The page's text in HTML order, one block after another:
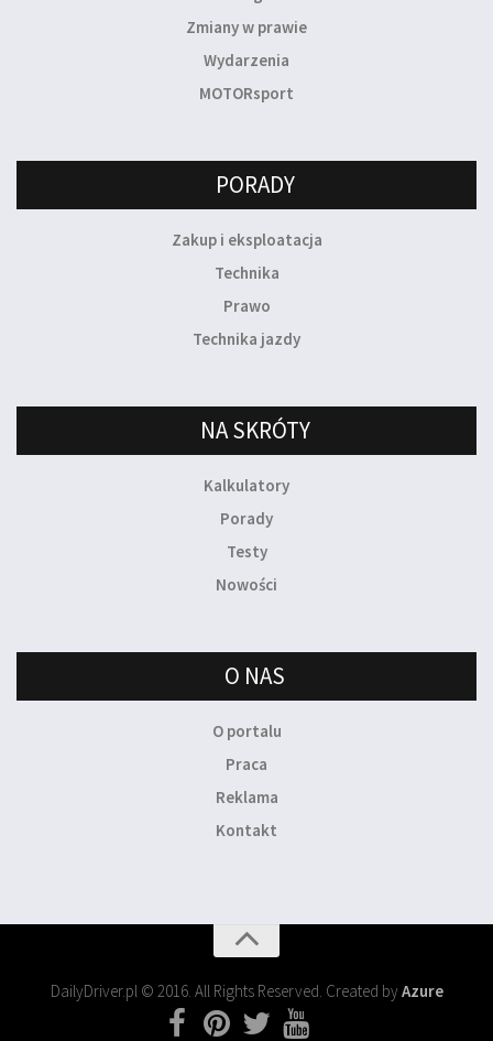
Zmiany w prawie
Wydarzenia
MOTORsport
PORADY
Zakup i eksploatacja
Technika
Prawo
Technika jazdy
NA SKRÓTY
Kalkulatory
Porady
Testy
Nowości
O NAS
O portalu
Praca
Reklama
Kontakt
DailyDriver.pl © 2016. All Rights Reserved. Created byAzure